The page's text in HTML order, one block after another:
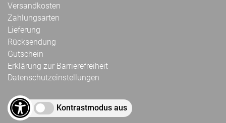
Versandkosten
Zahlungsarten
Lieferung
Rücksendung
Gutschein
Erklärung zur Barrierefreiheit
Datenschutzeinstellungen
Kontrastmodus aus